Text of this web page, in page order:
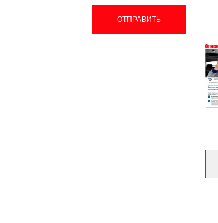
ОТПРАВИТЬ